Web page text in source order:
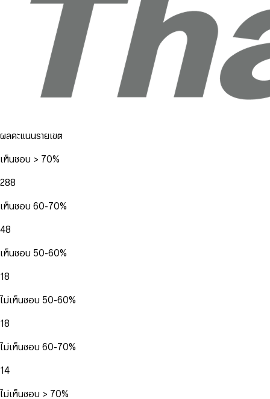
ผลคะแนนรายเขต
เห็นชอบ > 70%
288
เห็นชอบ 60-70%
48
เห็นชอบ 50-60%
18
ไม่เห็นชอบ 50-60%
18
ไม่เห็นชอบ 60-70%
14
ไม่เห็นชอบ > 70%